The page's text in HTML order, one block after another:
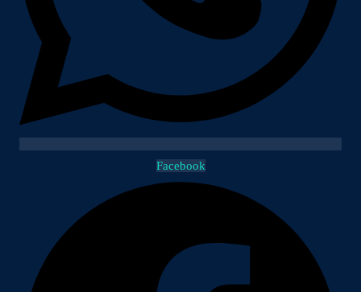
Facebook